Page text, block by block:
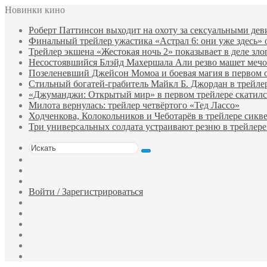
Новинки кино
Роберт Паттинсон выходит на охоту за сексуальными
Финальный трейлер ужастика «Астрал 6: они уже
Трейлер экшена «Жестокая ночь 2» показывает в деле
Несостоявшийся Блэйд Махершала Али резво машет
Позеленевший Джейсон Момоа и боевая магия в первом
Стильный богатей-грабитель Майкл Б. Джордан в
«Джуманджи: Открытый мир» в первом трейлере
Милота вернулась: трейлер четвёртого «Тед Лассо»
Ходченкова, Колокольников и Чеботарёв в трейлере
Три универсальных солдата устраивают резню в
Искать
фильм
Войти / Зарегистрироваться